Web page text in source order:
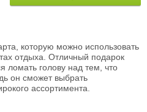
которую можно использовать
отдыха. Отличный подарок
ломать голову над тем, что
он сможет выбрать
ассортимента.